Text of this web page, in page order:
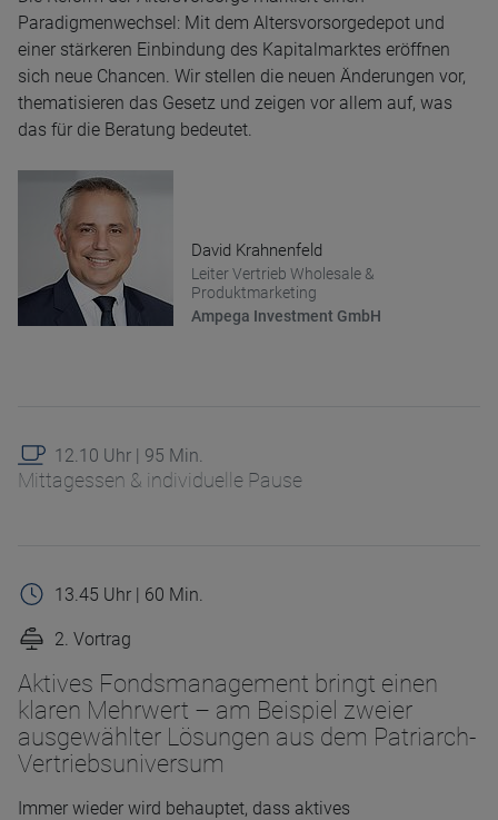
Paradigmenwechsel: Mit dem Altersvorsorgedepot und
einer stärkeren Einbindung des Kapitalmarktes eröffnen
sich neue Chancen. Wir stellen die neuen Änderungen vor,
thematisieren das Gesetz und zeigen vor allem auf, was
das für die Beratung bedeutet.
David Krahnenfeld
Leiter Vertrieb Wholesale &
Produktmarketing
Ampega Investment GmbH
12.10 Uhr | 95 Min.
Mittagessen & individuelle Pause
13.45 Uhr | 60 Min.
2. Vortrag
Aktives Fondsmanagement bringt einen
klaren Mehrwert – am Beispiel zweier
ausgewählter Lösungen aus dem Patriarch-
Vertriebsuniversum
Immer wieder wird behauptet, dass aktives
Anbieter
D&C
Zweck
Speichert Coockie Präferenzen
Ablauf
1 Jahr